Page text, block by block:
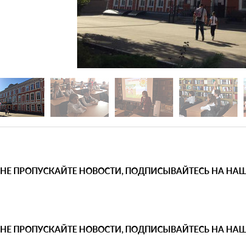
НЕ ПРОПУСКАЙТЕ НОВОСТИ, ПОДПИСЫВАЙТЕСЬ НА
НЕ ПРОПУСКАЙТЕ НОВОСТИ, ПОДПИСЫВАЙТЕСЬ НА